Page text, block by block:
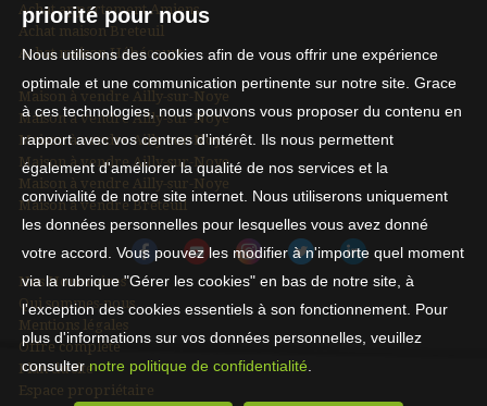
Achat appartement Amiens
Achat maison Breteuil
Achat maison Hébécourt
Maison à vendre Ailly-sur-Noye
Maison à vendre Ailly-sur-Noye
Maison à vendre Ailly-sur-Noye
Maison à vendre Ailly-sur-Noye
Maison à vendre Ailly-sur-Noye
Maison à vendre Breteuil
Nos Honoraires
Qui sommes-nous
Mentions légales
Offre complète
Plan du site
Espace propriétaire
priorité pour nous
Nous utilisons des cookies afin de vous offrir une expérience
optimale et une communication pertinente sur notre site. Grace
à ces technologies, nous pouvons vous proposer du contenu en
rapport avec vos centres d'intérêt. Ils nous permettent
également d'améliorer la qualité de nos services et la
convivialité de notre site internet. Nous utiliserons uniquement
les données personnelles pour lesquelles vous avez donné
votre accord. Vous pouvez les modifier à n'importe quel moment
via la rubrique "Gérer les cookies" en bas de notre site, à
l'exception des cookies essentiels à son fonctionnement. Pour
plus d'informations sur vos données personnelles, veuillez
consulternotre politique de confidentialité